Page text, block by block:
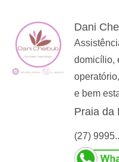
Dani
domicílio,
e bem
Praia da
(27)